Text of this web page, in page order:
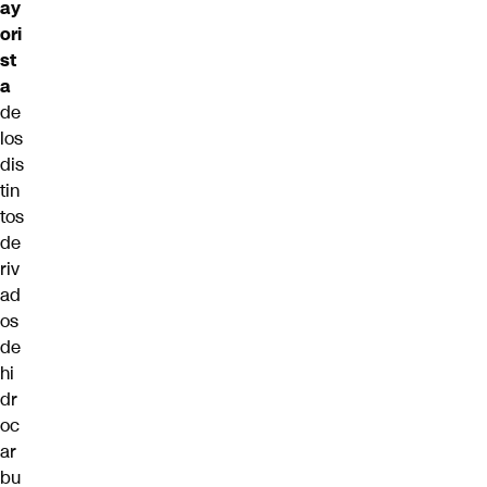
ay
ori
st
a
de
los
dis
tin
tos
de
riv
ad
os
de
hi
dr
oc
ar
bu